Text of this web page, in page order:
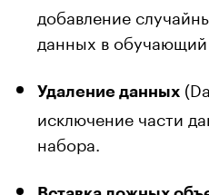
добавление
данных в обучающий
Удаление данных
исключение части
набора.